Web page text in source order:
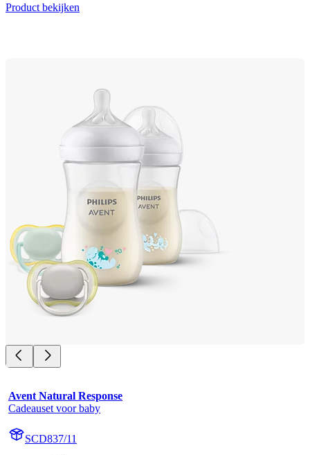
Product bekijken
Avent Natural Response
Cadeauset voor baby
SCD837/11